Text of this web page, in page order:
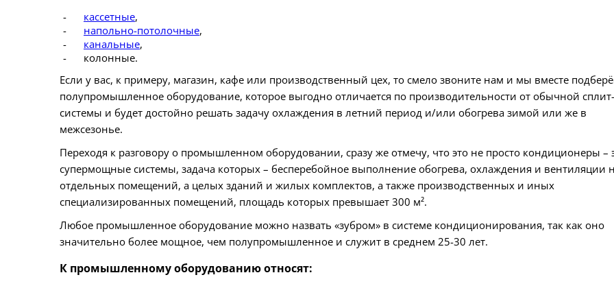
кассетные,
напольно-потолочные,
канальные,
колонные.
Если у вас, к примеру, магазин, кафе или производственный цех, то смело звоните нам и мы вместе
полупромышленное оборудование, которое выгодно отличается по производительности от обычной сплит-
системы и будет достойно решать задачу охлаждения в летний период и/или обогрева зимой или же в
межсезонье.
Переходя к разговору о промышленном оборудовании, сразу же отмечу, что это не просто кондиционеры –
супермощные системы, задача которых – бесперебойное выполнение обогрева, охлаждения и вентиляции
отдельных помещений, а целых зданий и жилых комплектов, а также производственных и иных
специализированных помещений, площадь которых превышает 300 м².
Любое промышленное оборудование можно назвать «зубром» в системе кондиционирования, так как оно
значительно более мощное, чем полупромышленное и служит в среднем 25-30 лет.
К промышленному оборудованию относят: